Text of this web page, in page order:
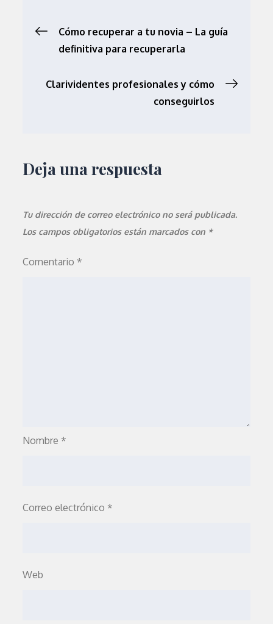
Navegación
entradas
Cómo recuperar a tu novia – La guía
definitiva para recuperarla
Clarividentes profesionales y cómo
conseguirlos
Deja una respuesta
Tu dirección de correo electrónico no será publicada.
Los campos obligatorios están marcados con *
Comentario *
Nombre *
Correo electrónico *
Web